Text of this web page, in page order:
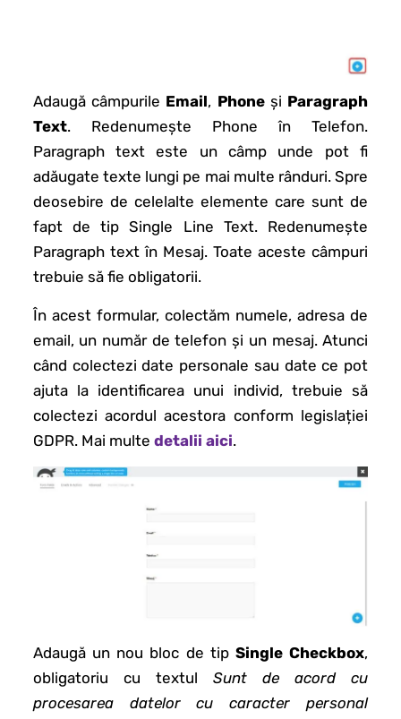
Adaugă câmpurile Email, Phoneși Paragraph
Text. Redenumește Phone în Telefon.
Paragraph text este un câmp unde pot fi
adăugate texte lungi pe mai multe rânduri. Spre
deosebire de celelalte elemente care sunt de
fapt de tip Single Line Text. Redenumește
Paragraph text în Mesaj. Toate aceste câmpuri
trebuie să fie obligatorii.
În acest formular, colectăm numele, adresa de
email, un număr de telefon și un mesaj. Atunci
când colectezi date personale sau date ce pot
ajuta la identificarea unui individ, trebuie să
colectezi acordul acestora conform legislației
GDPR. Mai multe detalii aici.
Adaugă un nou bloc de tip Single Checkbox,
obligatoriu cu textul Sunt de acord cu
procesarea datelor cu caracter personal